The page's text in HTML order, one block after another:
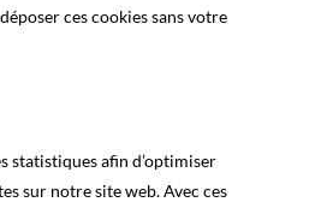
ces cookies sans votre
statistiques afin d’optimiser
sur notre site web. Avec ces